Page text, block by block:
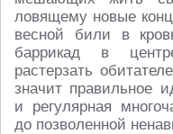
ловящему новые
весной били в
баррикад в
растерзать
значит правильное
и регулярная
до позволенной